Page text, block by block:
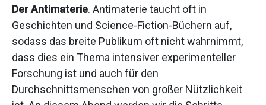
Der Antimaterie. Antimaterie taucht oft in
Geschichten und Science-Fiction-Büchern auf,
sodass das breite Publikum oft nicht wahrnimmt,
dass dies ein Thema intensiver experimenteller
Forschung ist und auch für den
Durchschnittsmenschen von großer Nützlichkeit